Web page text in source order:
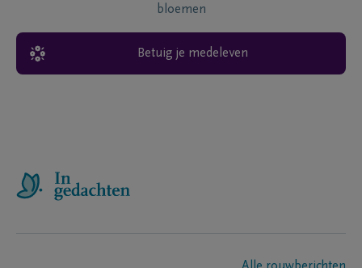
bloemen
Betuig je medeleven